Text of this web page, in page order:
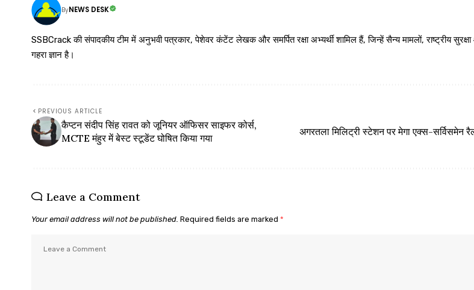
ByNEWS DESK
SSBCrack की संपादकीय टीम में अनुभवी पत्रकार, पेशेवर कंटेंट लेखक और समर्पित रक्षा अभ्यर्थी शामिल हैं, जिन्हें सैन्य मामलों, राष्ट्रीय
गहरा ज्ञान है।
PREVIOUS ARTICLE
कैप्टन संदीप सिंह रावत को जूनियर ऑफिसर साइफर कोर्स,
MCTE मंहुर में बेस्ट स्टूडेंट घोषित किया गया
अगरतला मिलिट्री स्टेशन पर मेगा एक्स-सर्विसमेन
Leave a Comment
Your email address will not be published. Required fields are marked *